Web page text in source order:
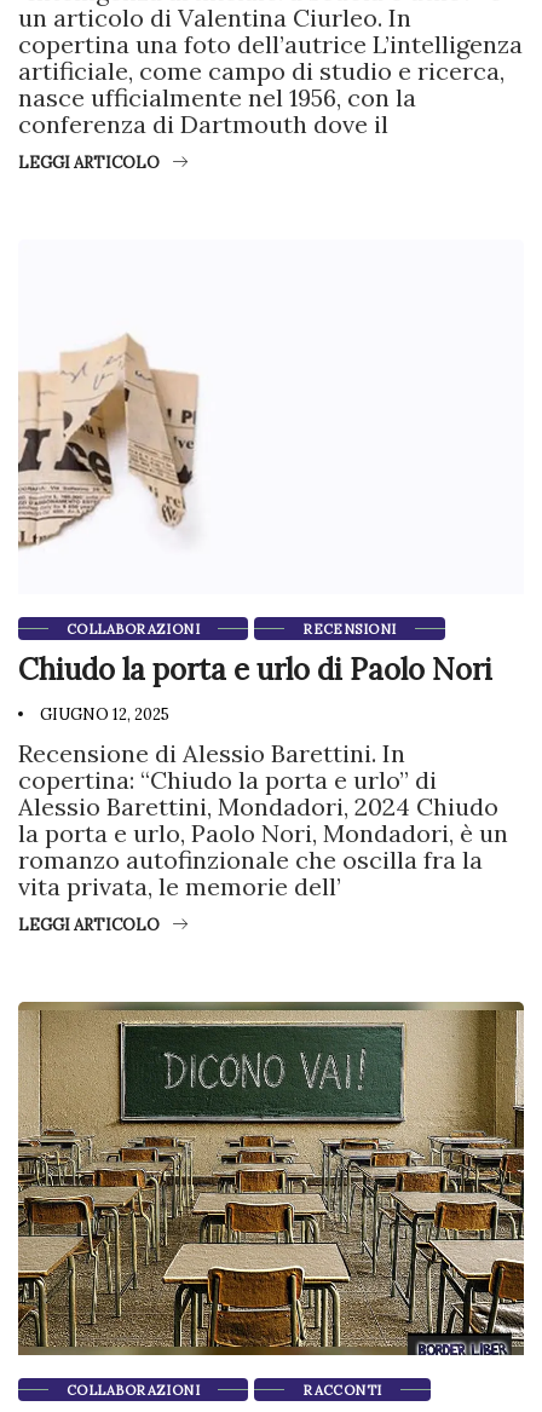
un articolo di Valentina Ciurleo. In
copertina una foto dell’autrice L’intelligenza
artificiale, come campo di studio e ricerca,
nasce ufficialmente nel 1956, con la
conferenza di Dartmouth dove il
LEGGI ARTICOLO
COLLABORAZIONI RECENSIONI
Chiudo la porta e urlo di Paolo Nori
GIUGNO 12, 2025
Recensione di Alessio Barettini. In
copertina: “Chiudo la porta e urlo” di
Alessio Barettini, Mondadori, 2024 Chiudo
la porta e urlo, Paolo Nori, Mondadori, è un
romanzo autofinzionale che oscilla fra la
vita privata, le memorie dell’
LEGGI ARTICOLO
COLLABORAZIONI RACCONTI